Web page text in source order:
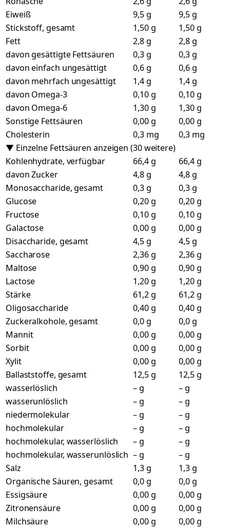
Eiweiß
9,5 g
9,5 g
Stickstoff, gesamt
1,50 g
1,50 g
Fett
2,8 g
2,8 g
davon gesättigte Fettsäuren
0,3 g
0,3 g
davon einfach ungesättigt
0,6 g
0,6 g
davon mehrfach ungesättigt
1,4 g
1,4 g
davon Omega-3
0,10 g
0,10 g
davon Omega-6
1,30 g
1,30 g
Sonstige Fettsäuren
0,00 g
0,00 g
Cholesterin
0,3 mg
0,3 mg
▼ Einzelne Fettsäuren anzeigen (30 weitere)
Kohlenhydrate, verfügbar
66,4 g
66,4 g
davon Zucker
4,8 g
4,8 g
Monosaccharide, gesamt
0,3 g
0,3 g
Glucose
0,20 g
0,20 g
Fructose
0,10 g
0,10 g
Galactose
0,00 g
0,00 g
Disaccharide, gesamt
4,5 g
4,5 g
Saccharose
2,36 g
2,36 g
Maltose
0,90 g
0,90 g
Lactose
1,20 g
1,20 g
Stärke
61,2 g
61,2 g
Oligosaccharide
0,40 g
0,40 g
Zuckeralkohole, gesamt
0,0 g
0,0 g
Mannit
0,00 g
0,00 g
Sorbit
0,00 g
0,00 g
Xylit
0,00 g
0,00 g
Ballaststoffe, gesamt
12,5 g
12,5 g
wasserlöslich
– g
– g
wasserunlöslich
– g
– g
niedermolekular
– g
– g
hochmolekular
– g
– g
hochmolekular, wasserlöslich
– g
– g
hochmolekular, wasserunlöslich – g
– g
Salz
1,3 g
1,3 g
Organische Säuren, gesamt
0,0 g
0,0 g
Essigsäure
0,00 g
0,00 g
Zitronensäure
0,00 g
0,00 g
Milchsäure
0,00 g
0,00 g